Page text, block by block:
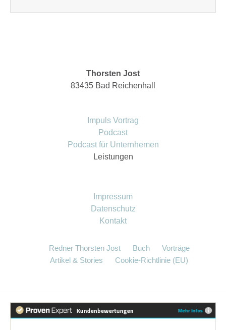
Thorsten Jost
83435 Bad Reichenhall
Impuls Vortrag
Podcast
Podcast für Unternhemen
Leistungen
Impressum
Datenschutz
Kontakt
Redner Thorsten Jost Buch
Vorträge
Artikel & Stories
Cookie-Richtlinie (EU)